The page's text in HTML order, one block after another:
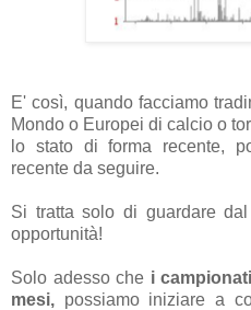
E' così, quando facciamo
Mondo o Europei di calcio o
lo stato di forma recente,
recente da seguire.
Si tratta solo di guardare
opportunità!
Solo adesso che i
mesi, possiamo iniziare a